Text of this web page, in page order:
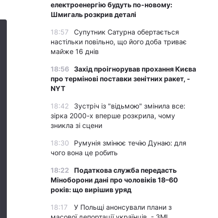
електроенергію будуть по-новому:
Шмигаль розкрив деталі
18:57
Супутник Сатурна обертається
настільки повільно, що його доба триває
майже 16 днів
18:56 Захід проігнорував прохання Києва
про термінові поставки зенітних ракет, -
NYT
18:42
Зустріч із "відьмою" змінила все:
зірка 2000-х вперше розкрила, чому
зникла зі сцени
18:30
Румунія змінює течію Дунаю: для
чого вона це робить
18:22
Податкова служба передасть
Міноборони дані про чоловіків 18–60
років: що вирішив уряд
18:17
У Польщі анонсували плани з